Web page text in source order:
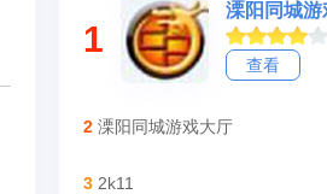
1
查看
2 溧阳同城游戏大厅
3 2k11